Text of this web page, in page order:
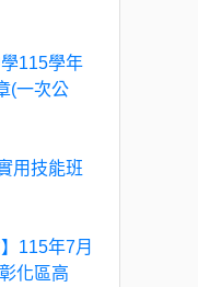
115學年
(一次公
用技能班
115年7月
化區高